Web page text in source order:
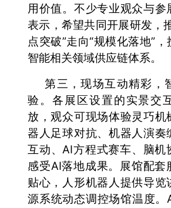
用价值。不少专业观众与参
表示，希望共同开展研发，
点突破”走向“规模化落地”
智能相关领域供应链体系。
第三，现场互动精彩，
验。各展区设置的实景交
放，观众可现场体验灵巧机
器人足球对抗、机器人演奏
互动、AI方程式赛车、脑机
感受AI落地成果。展馆配套
贴心，人形机器人提供导览
源系统动态调控场馆温度。